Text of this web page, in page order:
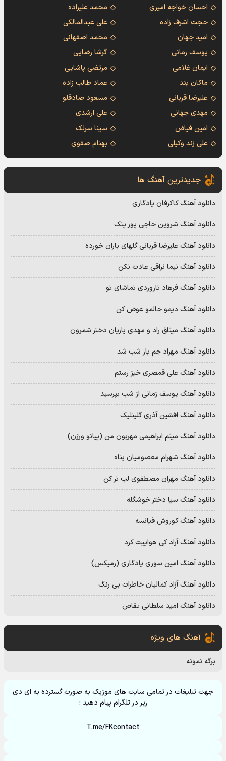
احسان خواجه امیری
محمد علیزاده
حجت اشرف زاده
علی عبدالمالکی
امید جهان
محمد اصفهانی
یوسف زمانی
گرشا رضایی
ایمان غلامی
مرتضی پاشایی
ماکان بند
عماد طالب زاده
علیرضا قربانی
مسعود صادقلو
مهدی جهانی
علی ارشدی
امین فیاض
سینا سرلک
علی زند وکیلی
بهنام صفوی
جدیدترین آهنگ ها
دانلود آهنگ کاکرفان یادگاری
دانلود آهنگ شروین حاجی پور پتک
دانلود آهنگ علیرضا قربانی گلهای باران خورده
دانلود آهنگ نیما نراقی عادت نکن
دانلود آهنگ فرهاد تاروردی تماشای تو
دانلود آهنگ دیمو حالمو عوض کن
دانلود آهنگ میثاق راد و مهدی یاریان دختر شمرون
دانلود آهنگ مهراد جم باز شب شد
دانلود آهنگ علی قمصری خیز رستم
دانلود آهنگ یوسف زمانی از شب بپرسید
دانلود آهنگ افشین آذری گلینلیک
دانلود آهنگ میثم ابراهیمی مهربون من (پیانو ورژن)
دانلود آهنگ شهرام معصومیان پناه
دانلود آهنگ مهران مصطفوی لب تر کن
دانلود آهنگ سیا دختر خوشگله
دانلود آهنگ کوروش فیانسه
دانلود آهنگ آراد کی هواییت کرد
دانلود آهنگ امین سوری یادگاری (رمیکس)
دانلود آهنگ آزاد کمالیان خاطرات بی رنگ
دانلود آهنگ امید سلطانی تقاص
آهنگ های ویژه
برگه نمونه
جهت تبلیغات در تمامی سایت های موزیک به صورت گسترده به ای دی
زیر در تلگرام پیام دهید :
T.me/FKcontact